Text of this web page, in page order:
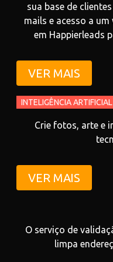
sua base de
mails e acesso a
em Happierleads
VER MAIS
INTELIGÊNCIA ARTIFICIAL
Crie fotos, arte e
VER MAIS
O serviço de
limpa